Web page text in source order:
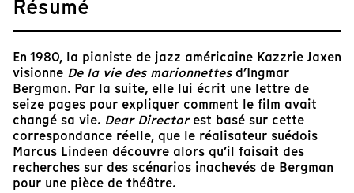
Résumé
En 1980, la pianiste de jazz américaine Kazzrie Jaxen
visionne De la vie des marionnettesd’Ingmar
Bergman. Par la suite, elle lui écrit une lettre de
seize pages pour expliquer comment le film avait
changé sa vie. Dear Directorest basé sur cette
correspondance réelle, que le réalisateur suédois
Marcus Lindeen découvre alors qu’il faisait des
recherches sur des scénarios inachevés de Bergman
pour une pièce de théâtre.